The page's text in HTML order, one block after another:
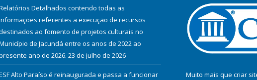
Detalhados contendo todas as
referentes a execução de recursos
ao fomento de projetos culturais no
de Jacundá entre os anos de 2022 ao
ano de 2026. 23 de julho de 2026
Alto Paraíso é reinaugurada e passa a funcionar
Muito mais que criar